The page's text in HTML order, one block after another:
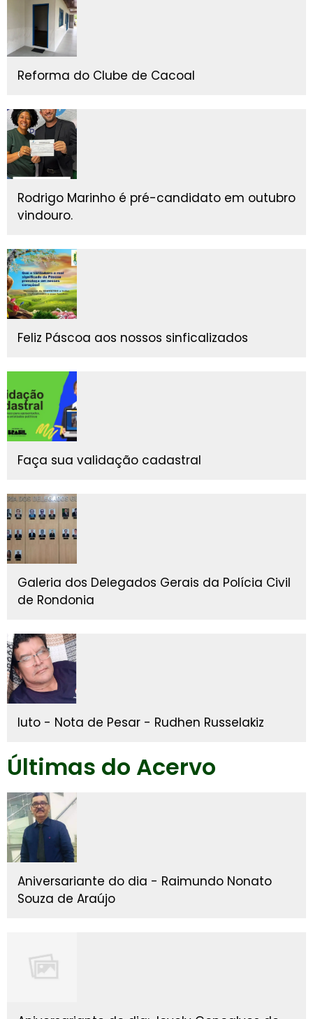
Reforma do Clube de Cacoal
Rodrigo Marinho é pré-candidato em outubro
vindouro.
Feliz Páscoa aos nossos sinficalizados
Faça sua validação cadastral
Galeria dos Delegados Gerais da Polícia Civil
de Rondonia
luto - Nota de Pesar - Rudhen Russelakiz
Últimas do Acervo
Aniversariante do dia - Raimundo Nonato
Souza de Araújo